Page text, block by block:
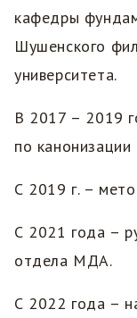
кафедры
Шушенского
университета.
В 2017 – 2019
по
С 2019 г. –
С 2021 года –
отдела МДА.
С 2022 года –